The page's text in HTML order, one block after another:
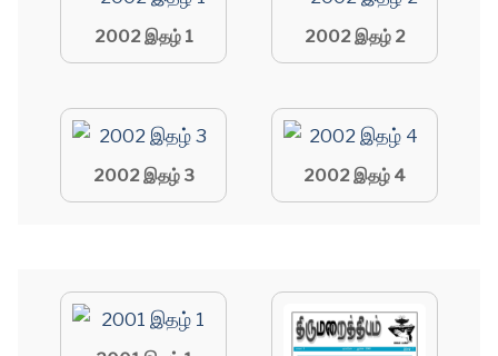
2002 இதழ் 1 2002 இதழ் 2
2002 இதழ் 3 2002 இதழ் 4